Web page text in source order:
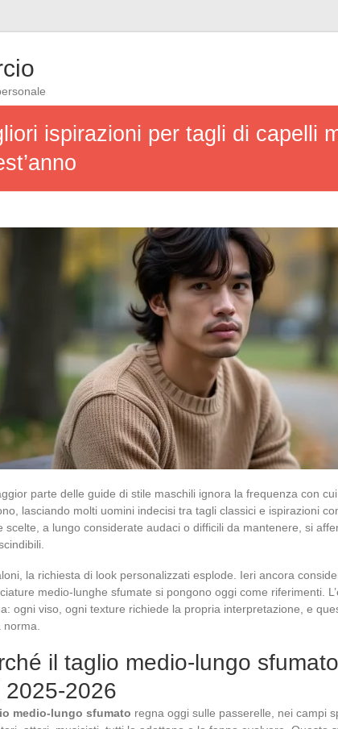
ispirazioni per tagli di capelli
parte delle guide di stile maschili ignora la frequenza con
lasciando molti uomini indecisi tra tagli classici e ispirazioni
scelte, a lungo considerate audaci o difficili da mantenere, si
la richiesta di look personalizzati esplode. Ieri ancora
medio-lunghe sfumate si pongono oggi come riferimenti.
ogni viso, ogni texture richiede la propria interpretazione, e
norma.
il taglio medio-lungo
2025-2026
medio-lungo sfumato regna oggi sulle passerelle, nei campi